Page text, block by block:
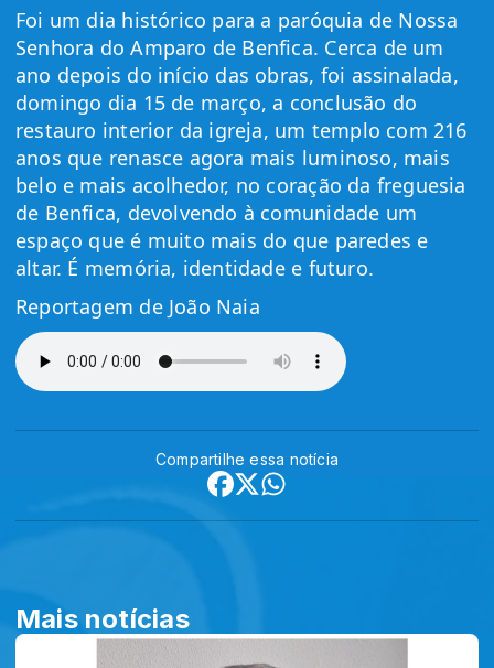
Foi um dia histórico para a paróquia de Nossa
Senhora do Amparo de Benfica. Cerca de um
ano depois do início das obras, foi assinalada,
domingo dia 15 de março, a conclusão do
restauro interior da igreja, um templo com 216
anos que renasce agora mais luminoso, mais
belo e mais acolhedor, no coração da freguesia
de Benfica, devolvendo à comunidade um
espaço que é muito mais do que paredes e
altar. É memória, identidade e futuro.
Reportagem de João Naia
Compartilhe essa notícia
Mais notícias